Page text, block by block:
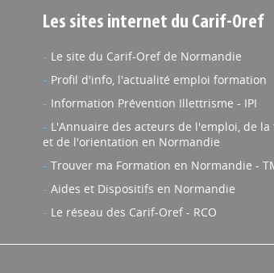
Les sites internet du Carif-Oref
Le site du Carif-Oref de Normandie
Profil d'info, l'actualité emploi formation
Information Prévention Illettrisme - IPI
L'Annuaire des acteurs de l'emploi, de
et de l'orientation en Normandie
Trouver ma Formation en Normandie -
Aides et Dispositifs en Normandie
Le réseau des Carif-Oref - RCO